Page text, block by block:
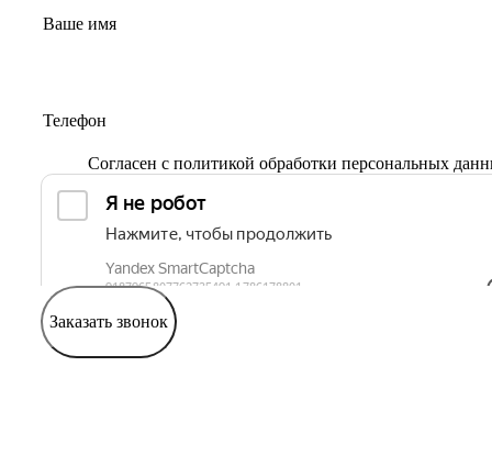
Согласен с политикой обработки персональных
Заказать звонок